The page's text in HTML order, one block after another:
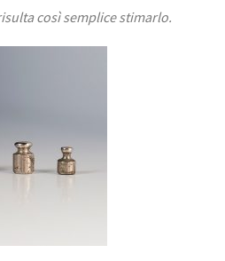
così semplice stimarlo.